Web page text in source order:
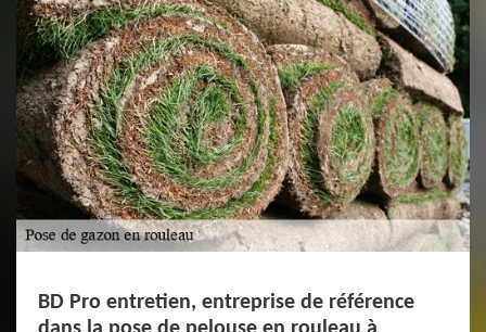
BD Pro entretien, entreprise de référence